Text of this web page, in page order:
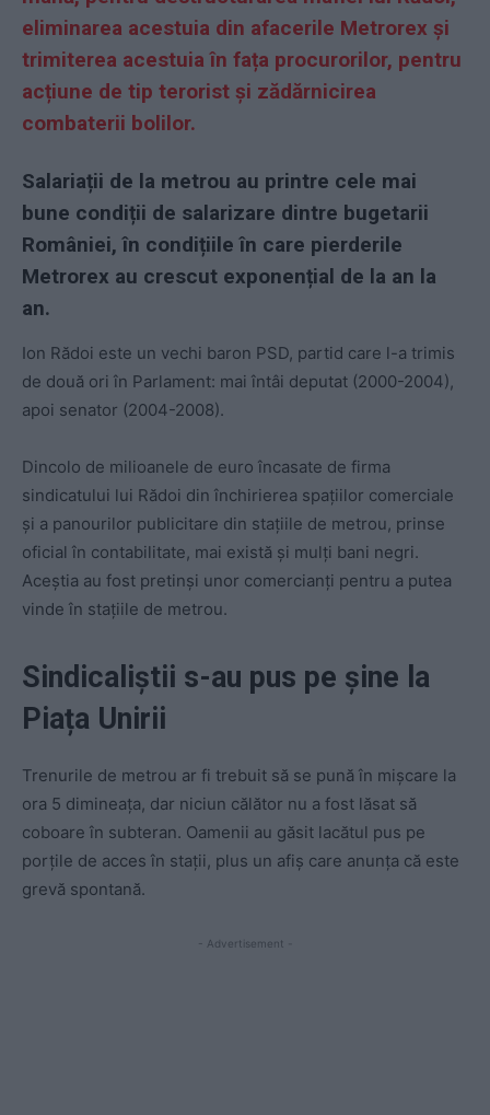
eliminarea acestuia din afacerile Metrorex și
trimiterea acestuia în fața procurorilor, pentru
acțiune de tip terorist și zădărnicirea
combaterii bolilor.
Salariații de la metrou au printre cele mai
bune condiții de salarizare dintre bugetarii
României, în condițiile în care pierderile
Metrorex au crescut exponențial de la an la
an.
Ion Rădoi este un vechi baron PSD, partid care l-a trimis
de două ori în Parlament: mai întâi deputat (2000-2004),
apoi senator (2004-2008).
Dincolo de milioanele de euro încasate de firma
sindicatului lui Rădoi din închirierea spațiilor comerciale
și a panourilor publicitare din stațiile de metrou, prinse
oficial în contabilitate, mai există și mulți bani negri.
Aceștia au fost pretinși unor comercianți pentru a putea
vinde în stațiile de metrou.
Sindicaliștii s-au pus pe șine la
Piața Unirii
Trenurile de metrou ar fi trebuit să se pună în mișcare la
ora 5 dimineața, dar niciun călător nu a fost lăsat să
coboare în subteran. Oamenii au găsit lacătul pus pe
porțile de acces în stații, plus un afiș care anunța că este
grevă spontană.
- Advertisement -